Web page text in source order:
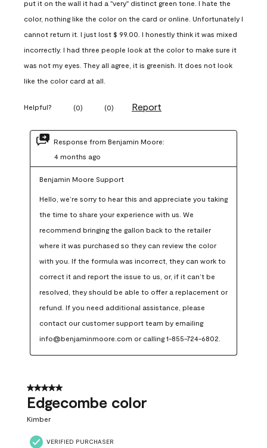
put it on the wall it had a "very" distinct green tone. I hate the
color, nothing like the color on the card or online. Unfortunately I
cannot return it. I just lost $ 99.00. I honestly think it was mixed
incorrectly. I had three people look at the color to make sure it
was not my eyes. They all agree, it is greenish. It does not look
like the color card at all.
Helpful? (0) (0) Report
Response from Benjamin Moore:
4 months ago
Benjamin Moore Support
Hello, we’re sorry to hear this and appreciate you taking
the time to share your experience with us. We
recommend bringing the gallon back to the retailer
where it was purchased so they can review the color
with you. If the formula was incorrect, they can work to
correct it and report the issue to us, or, if it can’t be
resolved, they should be able to offer a replacement or
refund. If you need additional assistance, please
contact our customer support team by emailing
info@benjaminmoore.com or calling 1-855-724-6802.
5 out of 5 stars.
Edgecombe color
Kimber
VERIFIED PURCHASER